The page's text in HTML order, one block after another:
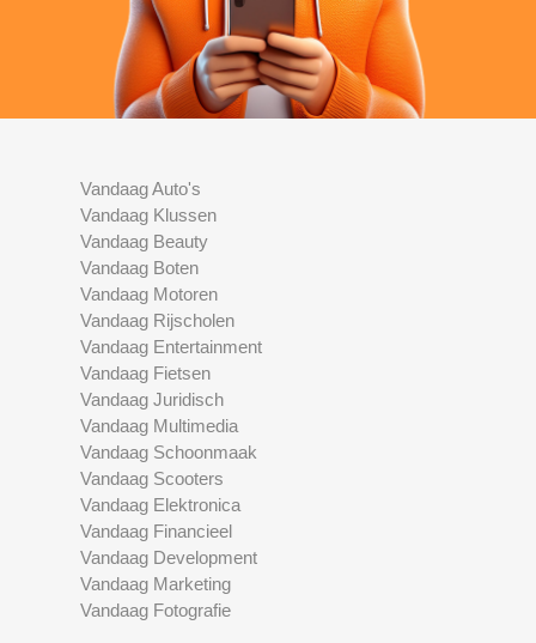
Vandaag Auto's
Vandaag Klussen
Vandaag Beauty
Vandaag Boten
Vandaag Motoren
Vandaag Rijscholen
Vandaag Entertainment
Vandaag Fietsen
Vandaag Juridisch
Vandaag Multimedia
Vandaag Schoonmaak
Vandaag Scooters
Vandaag Elektronica
Vandaag Financieel
Vandaag Development
Vandaag Marketing
Vandaag Fotografie